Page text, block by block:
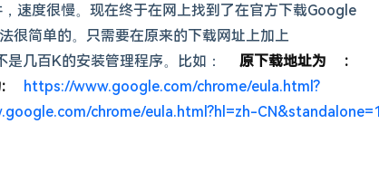
速度很慢。现在终于在网上找到了在官方下载Google
很简单的。只需要在原来的下载网址上加上
几百K的安装管理程序。比如： 原下载地址为 :
https://www.google.com/chrome/eula.html?
chrome/eula.html?hl=zh-CN&standalone=1